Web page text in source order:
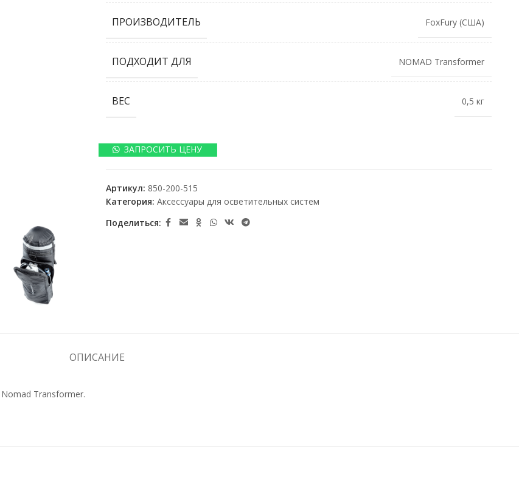
ПРОИЗВОДИТЕЛЬ FoxFury (США)
ПОДХОДИТ ДЛЯ NOMAD Transformer
ВЕС 0,5 кг
ЗАПРОСИТЬ ЦЕНУ
Артикул: 850-200-515
Категория: Аксессуары для осветительных систем
Поделиться:
ОПИСАНИЕ
Transformer.